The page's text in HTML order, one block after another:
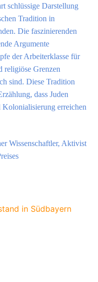
schlüssige Darstellung
Tradition in
Die faszinierenden
Argumente
der Arbeiterklasse für
religiöse Grenzen
sind. Diese Tradition
dass Juden
erreichen
Wissenschaftler, Aktivist